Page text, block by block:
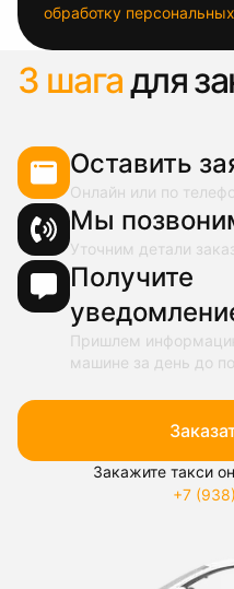
обработку
3 шагадля
Оставить
Онлайн или по
Мы
Уточним детали
Получите
Пришлем
машине за день до
Закажите такси
+7